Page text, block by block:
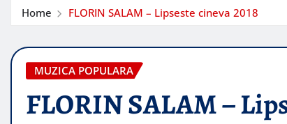
Home FLORIN SALAM – Lipseste cineva 2018
MUZICA POPULARA
FLORIN SALAM –